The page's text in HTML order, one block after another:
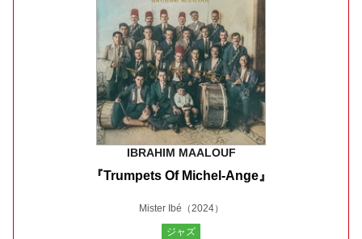
IBRAHIM MAALOUF
『Trumpets Of Michel-Ange』
Mister Ibé （2024）
ジャズ